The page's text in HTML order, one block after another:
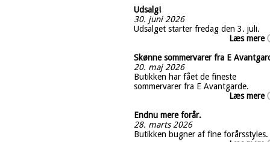
Udsalg!
30. juni 2026
Udsalget starter fredag den 3. juli.
Læs mere
Skønne sommervarer fra E
20. maj 2026
Butikken har fået de fineste
sommervarer fra E Avantgarde.
Læs mere
Endnu mere forår.
28. marts 2026
Butikken bugner af fine forårsstyles.